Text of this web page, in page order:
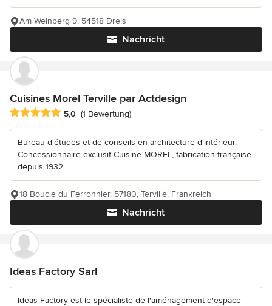
Nachricht
Am Weinberg 9, 54518 Dreis
Cuisines Morel Terville par Actdesign
Durchschnittliche Bewertung: 5 von 5 Sternen
5,0 (1 Bewertung)
Bureau d'études et de conseils en architecture d'intérieur.
Concessionnaire exclusif Cuisine MOREL, fabrication française
depuis 1932.
Nachricht
18 Boucle du Ferronnier, 57180, Terville, Frankreich
Ideas Factory Sarl
Ideas Factory est le spécialiste de l'aménagement d'espace